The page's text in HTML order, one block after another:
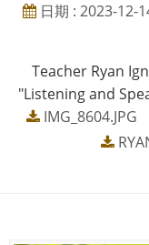
日期 : 2023-12-
Teacher Ryan
"Listening and
IMG_8604.JPG